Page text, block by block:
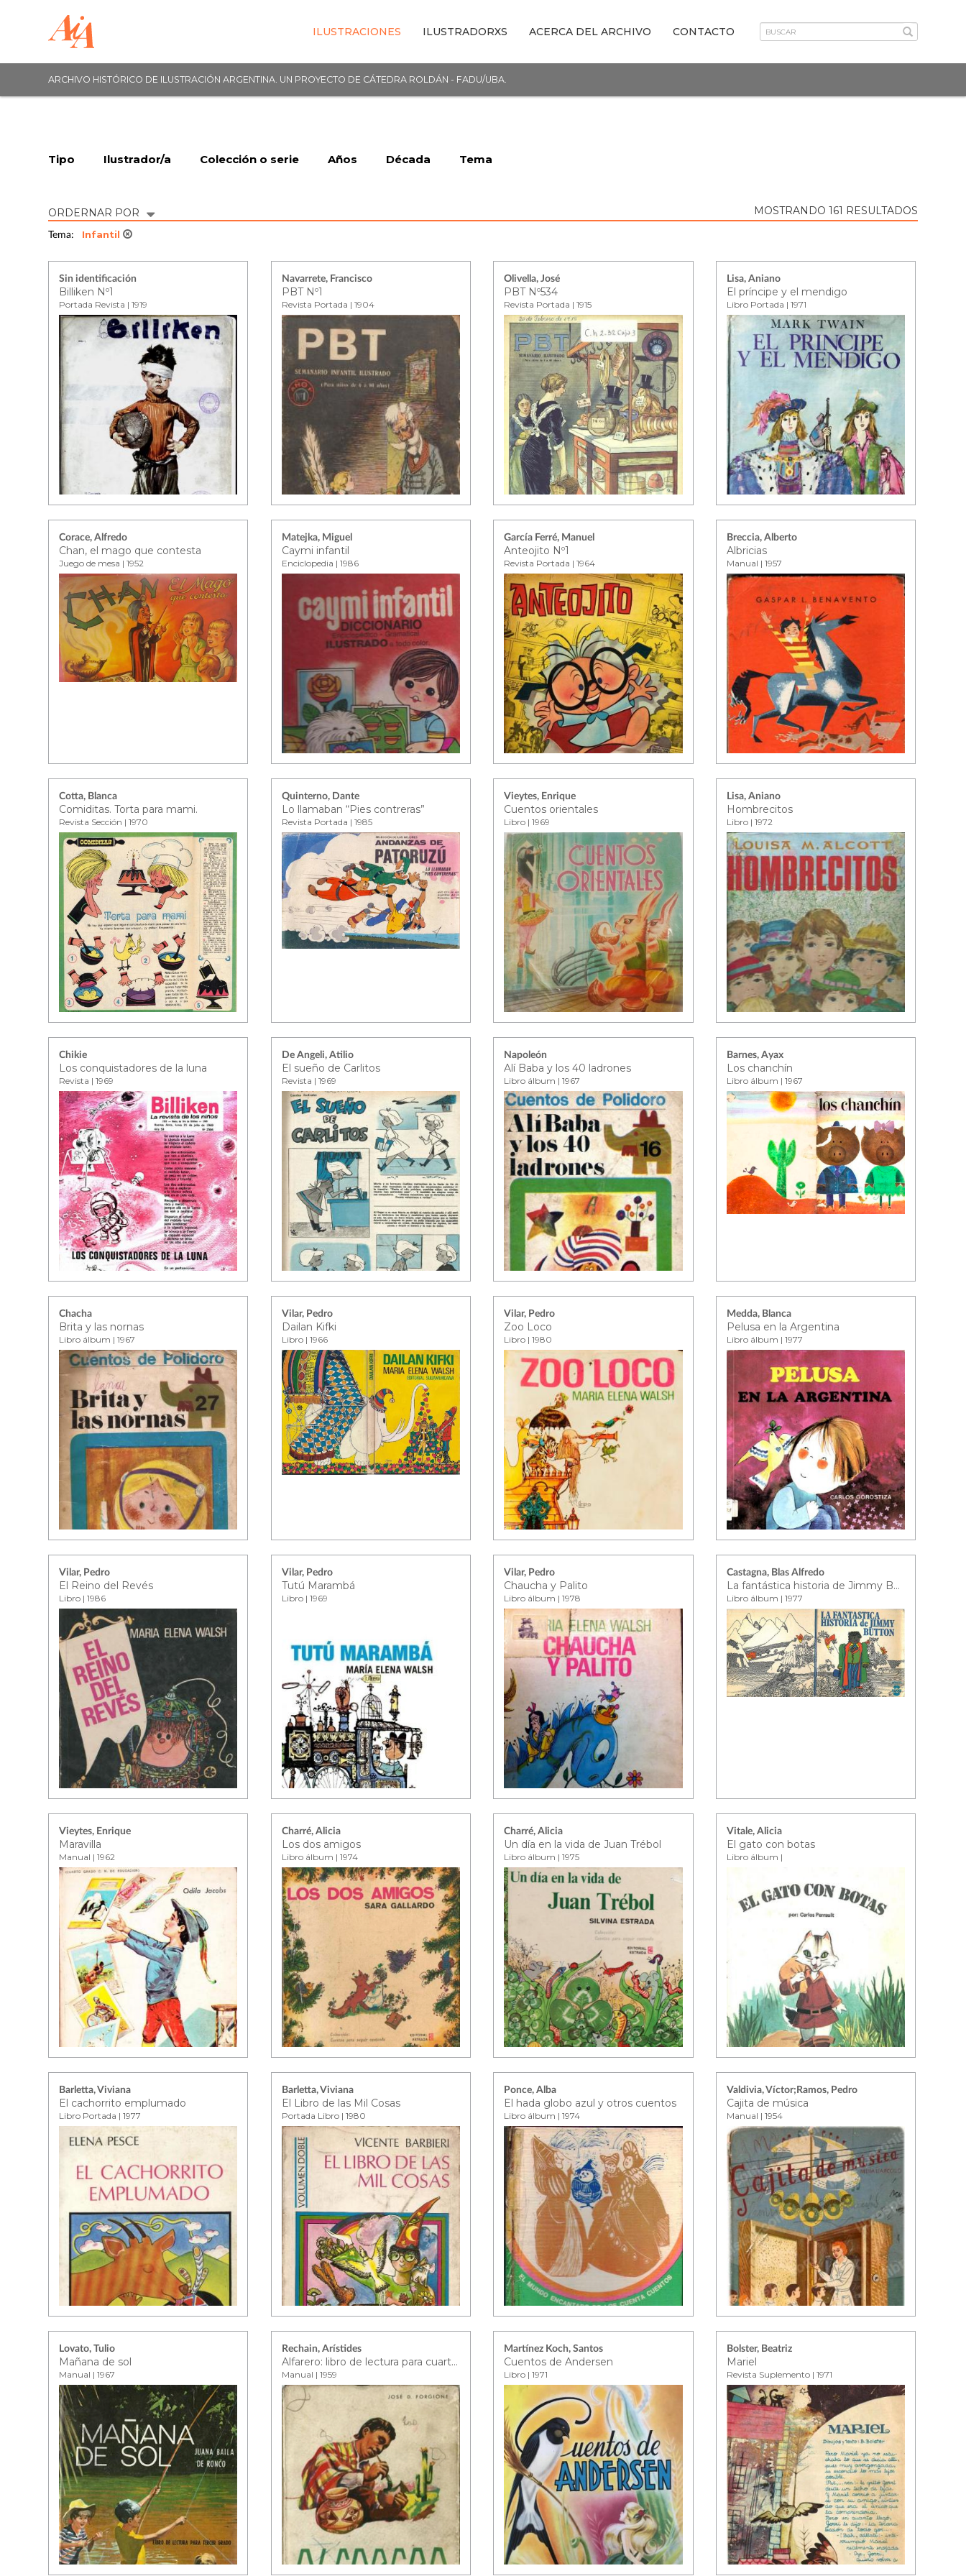
ILUSTRACIONES ILUSTRADORXS ACERCA DEL ARCHIVO CONTACTO
ARCHIVO HISTÓRICO DE ILUSTRACIÓN ARGENTINA. UN PROYECTO DE CÁTEDRA ROLDÁN - FADU/UBA.
Tipo Ilustrador/a Colección o serie Años Década Tema
ORDERNAR POR MOSTRANDO 161 RESULTADOS
Tema: Infantil
Sin identificación
Billiken Nº1
Portada Revista | 1919
Navarrete, Francisco
PBT Nº1
Revista Portada | 1904
Olivella, José
PBT Nº534
Revista Portada | 1915
Lisa, Aniano
El príncipe y el mendigo
Libro Portada | 1971
Corace, Alfredo
Chan, el mago que contesta
Juego de mesa | 1952
Matejka, Miguel
Caymi infantil
Enciclopedia | 1986
García Ferré, Manuel
Anteojito Nº1
Revista Portada | 1964
Breccia, Alberto
Albricias
Manual | 1957
Cotta, Blanca
Comiditas. Torta para mami.
Revista Sección | 1970
Quinterno, Dante
Lo llamaban “Pies contreras”
Revista Portada | 1985
Vieytes, Enrique
Cuentos orientales
Libro | 1969
Lisa, Aniano
Hombrecitos
Libro | 1972
Chikie
Los conquistadores de la luna
Revista | 1969
De Angeli, Atilio
El sueño de Carlitos
Revista | 1969
Napoleón
Alí Baba y los 40 ladrones
Libro álbum | 1967
Barnes, Ayax
Los chanchín
Libro álbum | 1967
Chacha
Brita y las nornas
Libro álbum | 1967
Vilar, Pedro
Dailan Kifki
Libro | 1966
Vilar, Pedro
Zoo Loco
Libro | 1980
Medda, Blanca
Pelusa en la Argentina
Libro álbum | 1977
Vilar, Pedro
El Reino del Revés
Libro | 1986
Vilar, Pedro
Tutú Marambá
Libro | 1969
Vilar, Pedro
Chaucha y Palito
Libro álbum | 1978
Castagna, Blas Alfredo
La fantástica historia de Jimmy Button
Libro álbum | 1977
Vieytes, Enrique
Maravilla
Manual | 1962
Charré, Alicia
Los dos amigos
Libro álbum | 1974
Charré, Alicia
Un día en la vida de Juan Trébol
Libro álbum | 1975
Vitale, Alicia
El gato con botas
Libro álbum |
Barletta, Viviana
El cachorrito emplumado
Libro Portada | 1977
Barletta, Viviana
El Libro de las Mil Cosas
Portada Libro | 1980
Ponce, Alba
El hada globo azul y otros cuentos
Libro álbum | 1974
Valdivia, Víctor;Ramos, Pedro
Cajita de música
Manual | 1954
Lovato, Tulio
Mañana de sol
Manual | 1967
Rechain, Arístides
Alfarero: libro de lectura para cuarto grado
Manual | 1959
Martínez Koch, Santos
Cuentos de Andersen
Libro | 1971
Bolster, Beatriz
Mariel
Revista Suplemento | 1971